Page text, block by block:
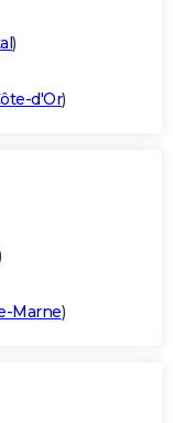
)
d'Or)
Marne)